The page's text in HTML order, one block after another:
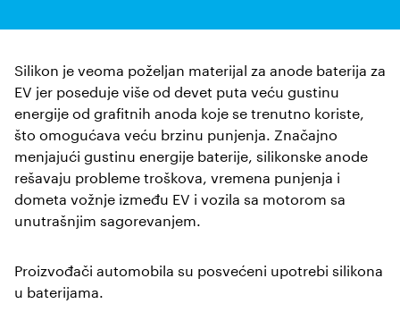
Silikon je veoma poželjan materijal za anode baterija za
EV jer poseduje više od devet puta veću gustinu
energije od grafitnih anoda koje se trenutno koriste,
što omogućava veću brzinu punjenja. Značajno
menjajući gustinu energije baterije, silikonske anode
rešavaju probleme troškova, vremena punjenja i
dometa vožnje između EV i vozila sa motorom sa
unutrašnjim sagorevanjem.
Proizvođači automobila su posvećeni upotrebi silikona
u baterijama.